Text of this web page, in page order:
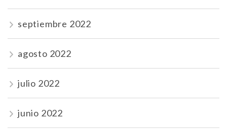
septiembre 2022
agosto 2022
julio 2022
junio 2022